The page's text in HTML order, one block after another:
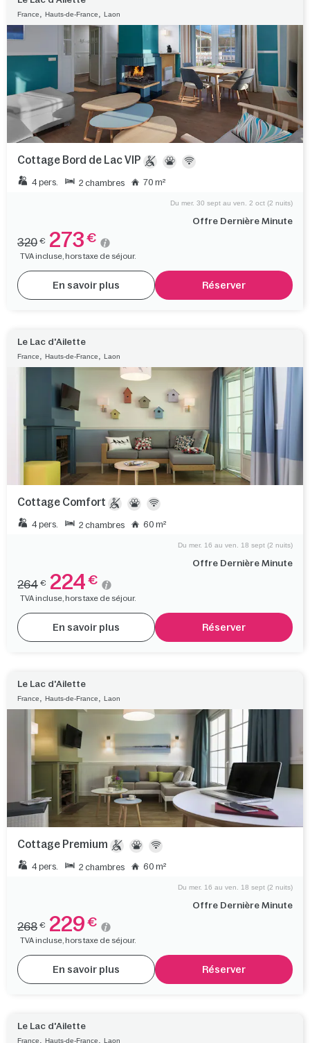
France, Hauts-de-France, Laon
Cottage Bord de Lac VIP
4 pers. 2 chambres 70 m²
Offre Dernière Minute
Du mer. 30 sept au ven. 2 oct (2 nuits)
320 € 273 €
TVA incluse, hors taxe de séjour.
En savoir plus Réserver
Le Lac d'Ailette
France, Hauts-de-France, Laon
Cottage Comfort
4 pers. 2 chambres 60 m²
Offre Dernière Minute
Du mer. 16 au ven. 18 sept (2 nuits)
264 € 224 €
TVA incluse, hors taxe de séjour.
En savoir plus Réserver
Le Lac d'Ailette
France, Hauts-de-France, Laon
Cottage Premium
4 pers. 2 chambres 60 m²
Offre Dernière Minute
Du mer. 16 au ven. 18 sept (2 nuits)
268 € 229 €
TVA incluse, hors taxe de séjour.
En savoir plus Réserver
Le Lac d'Ailette
France, Hauts-de-France, Laon